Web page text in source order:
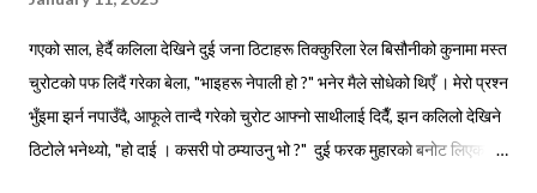
गएको साल, हेर्दै कलिला देखिने दुई जना ठिटाहरू तिक्कुरिला रेल बिसौनीको कुनामा मस्त
चुरोटको पफ लिदैं गरेका बेला, "भाइहरू नेपाली हो ?" भनेर मैले सोधेको थिएँ । मेरो प्रश्न
भुँइमा झर्न नपाउँदै, आफूले तान्दै गरेको चुरोट आफ्नो साथीलाई दिदैँ, झन कलिलो देखिने
ठिटोले भनेथ्यो, "हो दाई । कसरी पो ठम्याउनु भो ?" दुई फरक मुहारको बनोट लिएका